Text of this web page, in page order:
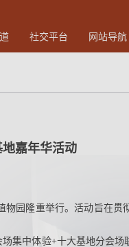
社交平台 网站导航
嘉年华活动
园隆重举行。活动旨在贯
集中体验+十大基地分会场